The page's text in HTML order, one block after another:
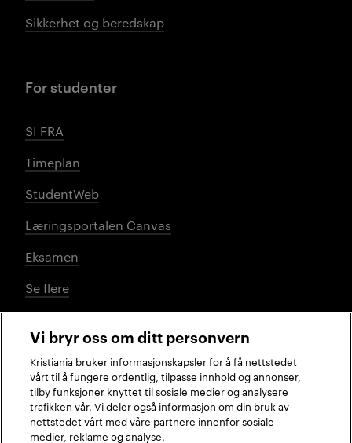
Sikkerhet og beredskap
For studenter
SI FRA
Timeplan
StudentWeb
Læringsportalen Canvas
Eksamen
Se flere
Sosiale medier
FacebookInstagramLinkedInTikTok
Vi bryr oss om ditt personvern
Kristiania bruker informasjonskapsler for å få nettstedet
vårt til å fungere ordentlig, tilpasse innhold og annonser,
tilby funksjoner knyttet til sosiale medier og analysere
trafikken vår. Vi deler også informasjon om din bruk av
nettstedet vårt med våre partnere innenfor sosiale
medier, reklame og analyse.